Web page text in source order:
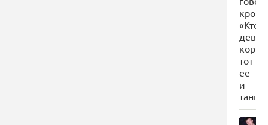
кроме
«Кто
тот
ее
и